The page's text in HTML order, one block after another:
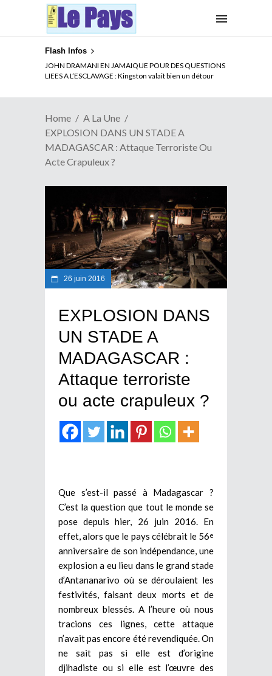
Flash Infos
JOHN DRAMANI EN JAMAIQUE POUR DES QUESTIONS
LIEES A L’ESCLAVAGE : Kingston valait bien un détour
Home
A La Une
EXPLOSION DANS UN STADE A
MADAGASCAR : Attaque Terroriste Ou
Acte Crapuleux ?
26 juin 2016
EXPLOSION DANS
UN STADE A
MADAGASCAR :
Attaque terroriste
ou acte crapuleux ?
Que s’est-il passé à Madagascar ?
C’est la question que tout le monde se
pose depuis hier, 26 juin 2016. En
effet, alors que le pays célébrait le 56e
anniversaire de son indépendance, une
explosion a eu lieu dans le grand stade
d’Antananarivo où se déroulaient les
festivités, faisant deux morts et de
nombreux blessés. A l’heure où nous
tracions ces lignes, cette attaque
n’avait pas encore été revendiquée. On
ne sait pas si elle est d’origine
djihadiste ou si elle est l’œuvre des